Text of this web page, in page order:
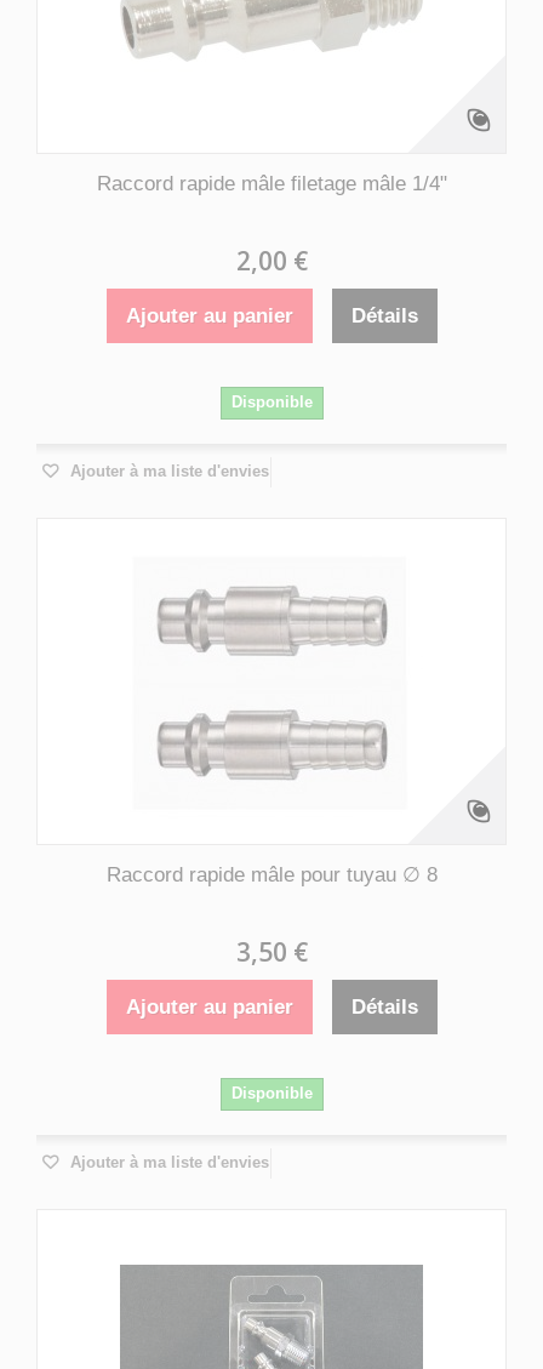
Raccord rapide mâle filetage mâle 1/4"
2,00 €
Ajouter au panier Détails
Disponible
Ajouter à ma liste d'envies
Raccord rapide mâle pour tuyau ∅ 8
3,50 €
Ajouter au panier Détails
Disponible
Ajouter à ma liste d'envies